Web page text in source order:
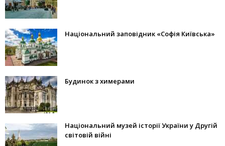
Національний заповідник «Софія Київська»
Будинок з химерами
Національний музей історії України у Другій
світовій війні